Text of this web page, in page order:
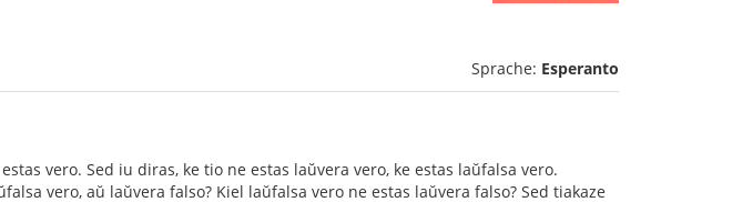
Sprache: Esperanto
vero. Sed iu diras, ke tio ne estas laŭvera vero, ke estas laŭfalsa vero.
vero, aŭ laŭvera falso? Kiel laŭfalsa vero ne estas laŭvera falso? Sed tiakaze